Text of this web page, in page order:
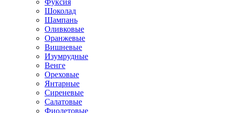
Фуксия
Шоколад
Шампань
Оливковые
Оранжевые
Вишневые
Изумрудные
Венге
Ореховые
Янтарные
Сиреневые
Салатовые
Фиолетовые